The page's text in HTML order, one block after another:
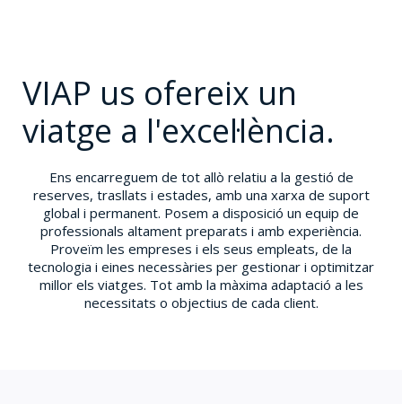
VIAP us ofereix un
viatge a l'excel·lència.
Ens encarreguem de tot allò relatiu a la gestió de
reserves, trasllats i estades, amb una xarxa de suport
global i permanent. Posem a disposició un equip de
professionals altament preparats i amb experiència.
Proveïm les empreses i els seus empleats, de la
tecnologia i eines necessàries per gestionar i optimitzar
millor els viatges. Tot amb la màxima adaptació a les
necessitats o objectius de cada client.